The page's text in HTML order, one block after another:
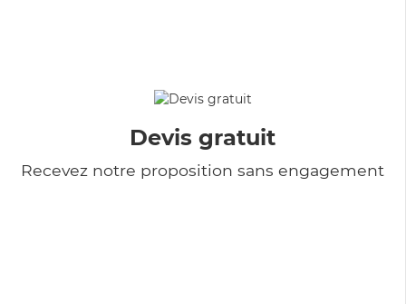
Devis gratuit
Recevez notre proposition sans engagement